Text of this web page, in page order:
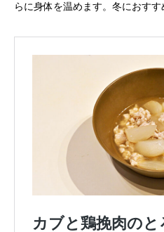
らに身体を温めます。冬におすす